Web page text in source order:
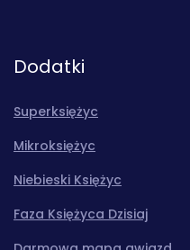
Dodatki
Superksiężyc
Mikroksiężyc
Niebieski Księżyc
Faza Księżyca Dzisiaj